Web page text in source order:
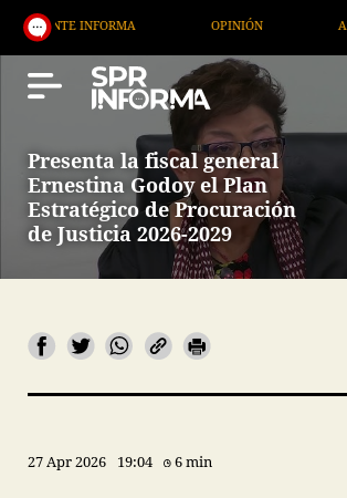
INFORMA ARTÍCULOS
Presenta la fiscal general
Ernestina Godoy el Plan
Estratégico de Procuración
de Justicia 2026-2029
27 Apr 2026 19:04 6 min